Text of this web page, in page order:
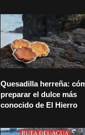
Quesadilla herreña:
preparar el dulce más
conocido de El Hierro